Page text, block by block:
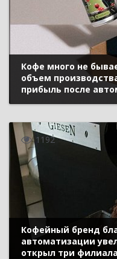
Кофе много не
объем
прибыль после
1192
Кофейный бренд
автоматизации
открыл три филиала